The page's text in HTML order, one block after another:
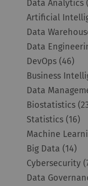
Data Analytics
Artificial
Data
Data
DevOps (46)
Business
Data
Biostatistics
Statistics (16)
Machine
Big Data (14)
Cybersecurity
Data